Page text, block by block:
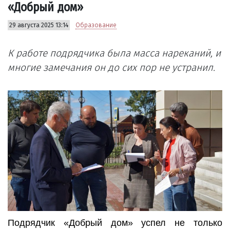
«Добрый дом»
29 августа 2025 13:14 Образование
К работе подрядчика была масса нареканий, и
многие замечания он до сих пор не устранил.
Подрядчик «Добрый дом» успел не только